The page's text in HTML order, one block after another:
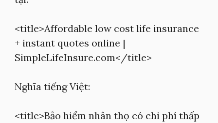
<title>Affordable low cost life insurance
+ instant quotes online |
SimpleLifeInsure.com</title>
Nghĩa tiếng Việt:
<title>Bảo hiểm nhân thọ có chi phí thấp